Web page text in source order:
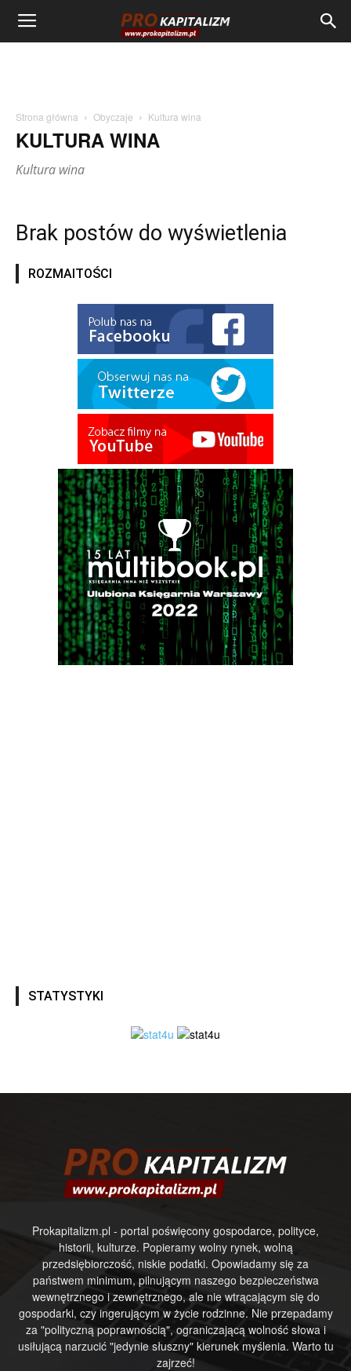
Strona główna Obyczaje Kultura wina
KULTURA WINA
Kultura wina
Brak postów do wyświetlenia
ROZMAITOŚCI
STATYSTYKI
Prokapitalizm.pl - portal poświęcony gospodarce, polityce,
historii, kulturze. Popieramy wolny rynek, wolną
przedsiębiorczość, niskie podatki. Opowiadamy się za
państwem minimum, pilnującym naszego bezpieczeństwa
wewnętrznego i zewnętrznego, ale nie wtrącającym się do
gospodarki, czy ingerującym w życie rodzinne. Nie przepadamy
za "polityczną poprawnością", ograniczającą wolność słowa i
usiłującą narzucić "jedynie słuszny" kierunek myślenia. Warto tu
zajrzeć!